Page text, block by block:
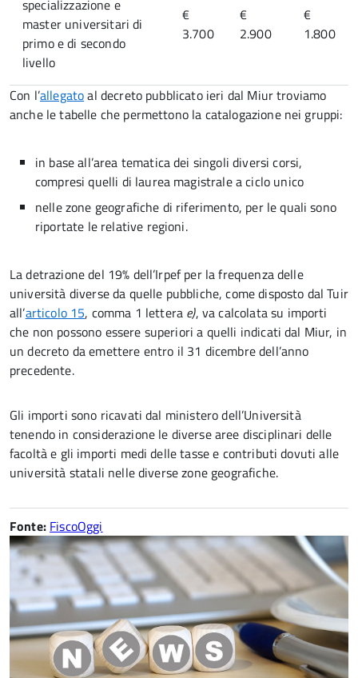
specializzazione e
master universitari di
primo e di secondo
livello
€
3.700
€
2.900
€
1.800
Con l’allegatoal decreto pubblicato ieri dal Miur troviamo
anche le tabelle che permettono la catalogazione nei gruppi:
in base all’area tematica dei singoli diversi corsi,
compresi quelli di laurea magistrale a ciclo unico
nelle zone geografiche di riferimento, per le quali sono
riportate le relative regioni.
La detrazione del 19% dell’Irpef per la frequenza delle
università diverse da quelle pubbliche, come disposto dal Tuir
all’articolo 15, comma 1 lettera e), va calcolata su importi
che non possono essere superiori a quelli indicati dal Miur, in
un decreto da emettere entro il 31 dicembre dell’anno
precedente.
Gli importi sono ricavati dal ministero dell’Università
tenendo in considerazione le diverse aree disciplinari delle
facoltà e gli importi medi delle tasse e contributi dovuti alle
università statali nelle diverse zone geografiche.
Fonte: FiscoOggi